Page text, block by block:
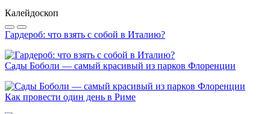
Калейдоскоп
Гардероб: что взять с собой в Италию?
Сады Боболи — самый красивый из парков Флоренции
Как провести один день в Риме